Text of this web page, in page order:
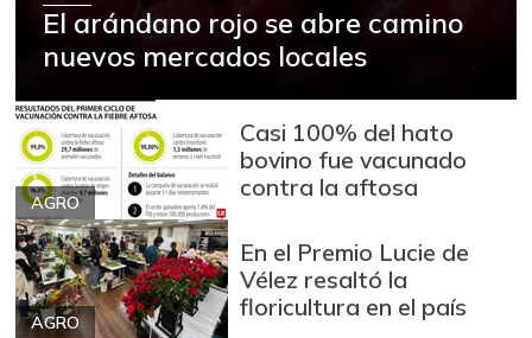
El arándano rojo se abre camino
nuevos mercados locales
AGRO
Casi 100% del hato
bovino fue vacunado
contra la aftosa
AGRO
En el Premio Lucie de
Vélez resaltó la
floricultura en el país